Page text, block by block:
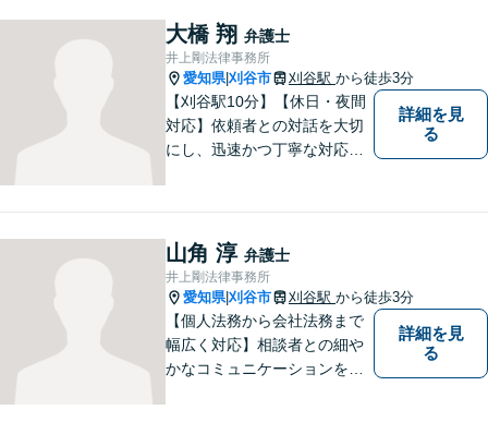
大橋 翔 弁護士
井上剛法律事務所
愛知県|刈谷市 刈谷駅 から徒歩3分
【刈谷駅10分】【休日・夜間
対応】依頼者との対話を大切
にし、迅速かつ丁寧な対応を
サービスを提供。【駐車場完
備】
詳細を見
る
山角 淳 弁護士
井上剛法律事務所
愛知県|刈谷市 刈谷駅 から徒歩3分
【個人法務から会社法務まで
幅広く対応】相談者との細や
かなコミュニケーションを大
詳細を見
る